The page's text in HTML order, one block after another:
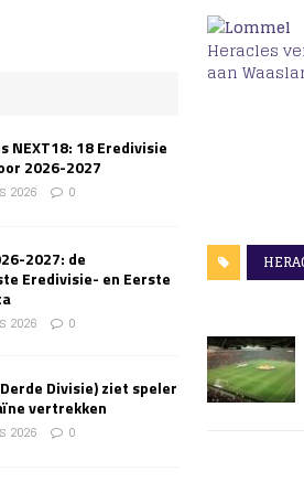
Heracles
aan
NEXT18: 18 Eredivisie
2026-2027
2026 0
2027: de
Eredivisie- en Eerste
2026 0
Divisie) ziet speler
vertrekken
2026 0